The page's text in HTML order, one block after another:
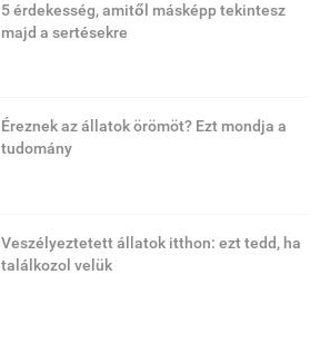
5 érdekesség, amitől másképp tekintesz
majd a sertésekre
Éreznek az állatok örömöt? Ezt mondja a
tudomány
Veszélyeztetett állatok itthon: ezt tedd, ha
találkozol velük